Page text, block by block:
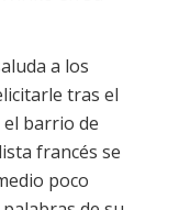
a los
tras el
el barrio de
francés se
poco